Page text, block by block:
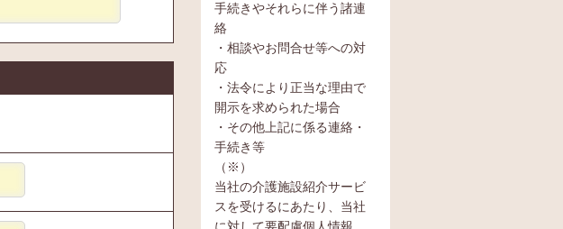
手続きやそれらに伴う諸連
絡
・相談やお問合せ等への対
応
・法令により正当な理由で
開示を求められた場合
・その他上記に係る連絡・
手続き等
（※）
当社の介護施設紹介サービ
スを受けるにあたり、当社